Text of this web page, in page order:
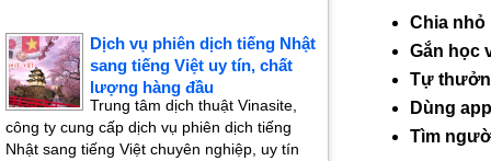
Chia nhỏ
Gắn học
Tự
Dùng
Tìm
Dịch vụ phiên dịch tiếng Nhật
sang tiếng Việt uy tín, chất
lượng hàng đầu
Trung tâm dịch thuật Vinasite,
công ty cung cấp dịch vụ phiên dịch tiếng
Nhật sang tiếng Việt chuyên nghiệp, uy tín